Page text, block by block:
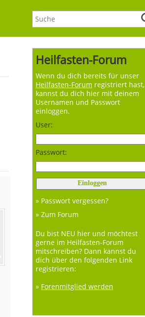
Heilfasten-Forum
Wenn du dich bereits für unser
Heilfasten-Forum registriert hast,
kannst du dich hier mit deinem
Usernamen und Passwort
einloggen.
User:
Passwort:
» Passwort vergessen?
» Zum Forum
Du bist NEU hier und möchtest
gerne im Heilfasten-Forum
mitschreiben? Dann kannst du
dich über den folgenden Link
registrieren:
» Forenmitglied werden